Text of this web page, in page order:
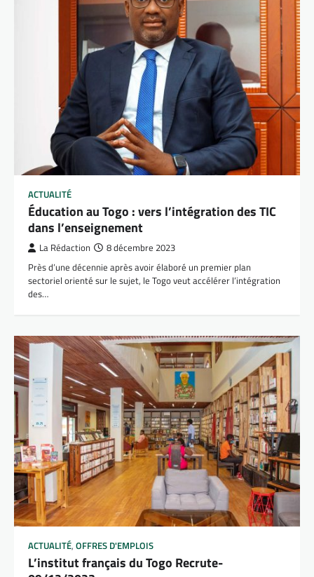
ACTUALITÉ
Éducation au Togo : vers l’intégration des TIC
dans l’enseignement
La Rédaction 8 décembre 2023
Près d’une décennie après avoir élaboré un premier plan
sectoriel orienté sur le sujet, le Togo veut accélérer l’intégration
des…
ACTUALITÉ, OFFRES D'EMPLOIS
L’institut français du Togo Recrute-